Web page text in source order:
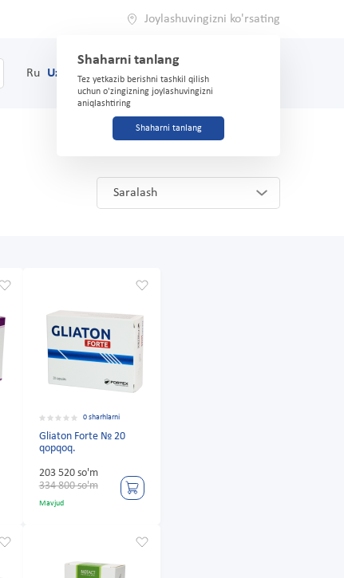
Joylashuvingizni ko'rsating
Shaharni tanlang
Tez yetkazib berishni tashkil qilish
uchun o'zingizning joylashuvingizni
aniqlashtiring
Shaharni tanlang
Ru Uz (71) 200-03-03
Saralash
0 sharhlarni
Gliaton Forte № 20
qopqoq.
203 520 so'm
334 800 so'm
Mavjud